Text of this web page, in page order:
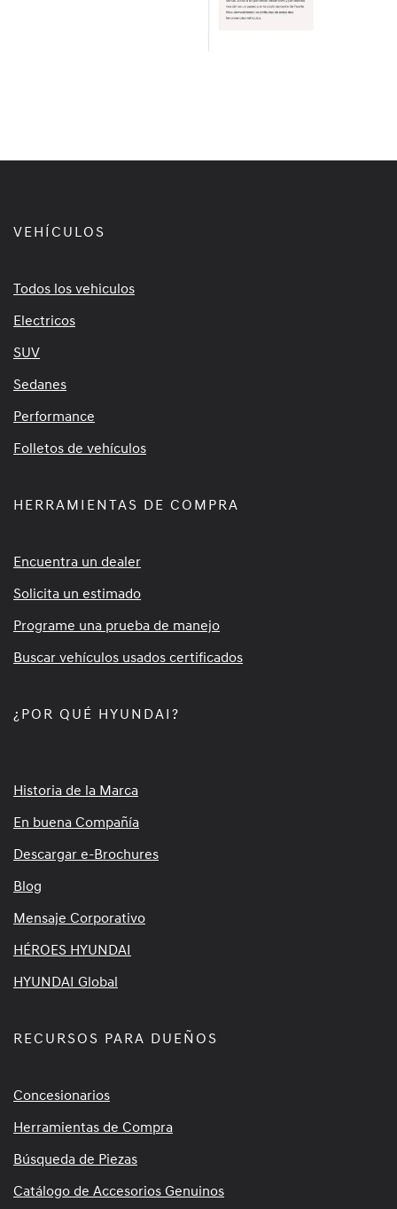
VEHÍCULOS
Todos los vehiculos
Electricos
SUV
Sedanes
Performance
Folletos de vehículos
HERRAMIENTAS DE COMPRA
Encuentra un dealer
Solicita un estimado
Programe una prueba de manejo
Buscar vehículos usados certificados
¿POR QUÉ HYUNDAI?
Historia de la Marca
En buena Compañía
Descargar e-Brochures
Blog
Mensaje Corporativo
HÉROES HYUNDAI
HYUNDAI Global
RECURSOS PARA DUEÑOS
Concesionarios
Herramientas de Compra
Búsqueda de Piezas
Catálogo de Accesorios Genuinos